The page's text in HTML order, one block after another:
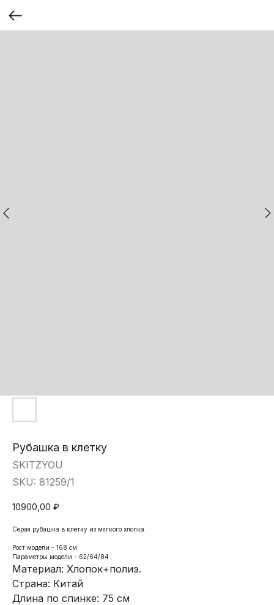
Рубашка в клетку
SKITZYOU
SKU: 81259/1
10900,00 ₽
Серая рубашка в клетку из мягкого хлопка.
Рост модели - 168 см
Параметры модели - 62/64/84
Материал: Хлопок+полиэ.
Страна: Китай
Длина по спинке: 75 см